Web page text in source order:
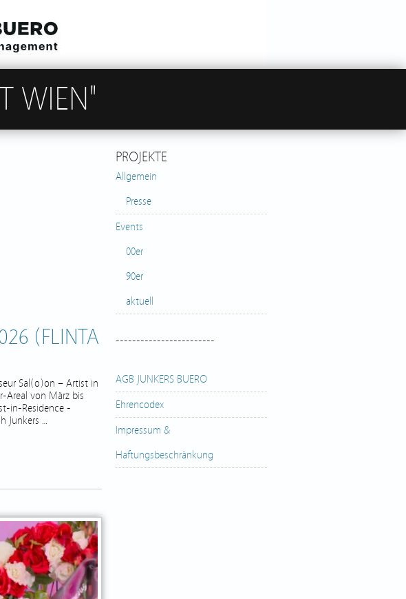
WIEN"
(FLINTA
Sal(o)on – Artist in
Areal von März bis
in-Residence -
Junkers …
PROJEKTE
Allgemein
Presse
Events
00er
90er
aktuell
------------------------
AGB JUNKERS BUERO
Ehrencodex
Impressum &
Haftungsbeschränkung